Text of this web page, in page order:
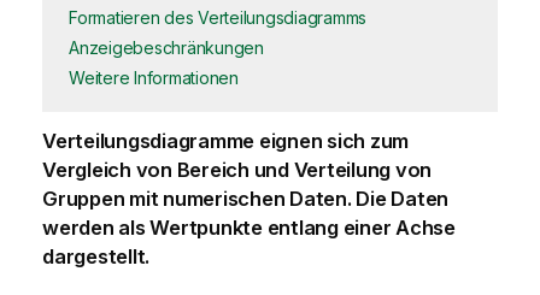
Formatieren des Verteilungsdiagramms
Anzeigebeschränkungen
Weitere Informationen
Verteilungsdiagramme eignen sich zum
Vergleich von Bereich und Verteilung von
Gruppen mit numerischen Daten. Die Daten
werden als Wertpunkte entlang einer Achse
dargestellt.